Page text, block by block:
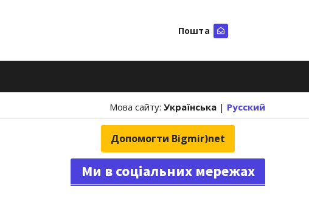
Пошта
Мова сайту: Українська | Русский
Допомогти Bigmir)net
Ми в соціальних мережах